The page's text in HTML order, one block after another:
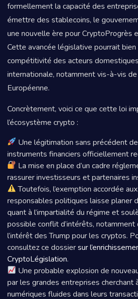
formellement la capacité des
émettre des stablecoins, le
une nouvelle ère pour CryptoProgrès
Cette avancée législative pourrait
compétitivité des acteurs
internationale, notamment vis-à-vis de
Européenne.
Concrètement, voici ce que cette loi
l’écosystème crypto :
Une légitimation sans précédent
instruments financiers officiellement
La mise en place d’un cadre
rassurer investisseurs et partenaires
Toutefois, l’exemption accordée
responsables politiques laisse planer
quant à l’impartialité du régime et
possible conflit d’intérêts, notamment
l’intérêt des Trump pour les cryptos.
consultez ce dossiersur
CryptoLégislation.
Une probable explosion de
par les grandes entreprises cherchant
numériques fluides dans leurs